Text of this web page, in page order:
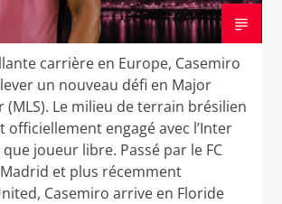
carrière en Europe, Casemiro
un nouveau défi en Major
(MLS). Le milieu de terrain brésilien
officiellement engagé avec l’Inter
joueur libre. Passé par le FC
et plus récemment
Casemiro arrive en Floride